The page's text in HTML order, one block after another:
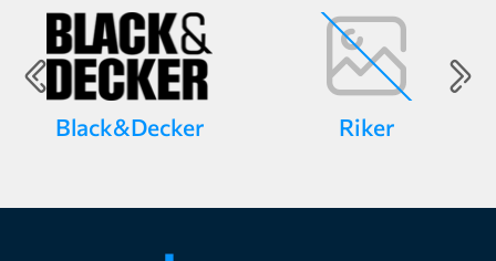
Black&Decker Riker